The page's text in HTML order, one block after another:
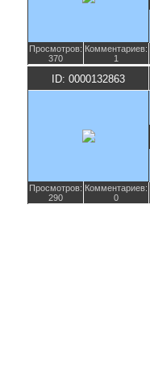
Просмотров:
370
Комментариев:
1
ID: 0000132863
Просмотров:
290
Комментариев:
0